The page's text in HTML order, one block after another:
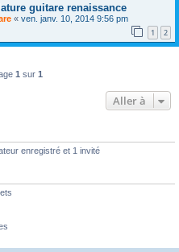
guitare renaissance
« ven. janv. 10, 2014 9:56 pm
1 2
1 sur 1
Aller à
enregistré et 1 invité